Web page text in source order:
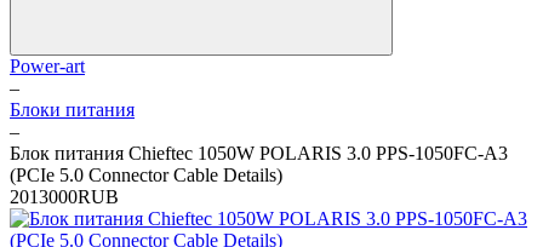
Power-art
–
Блоки питания
–
Блок питания Chieftec 1050W POLARIS 3.0 PPS-1050FC-A3
(PCIe 5.0 Connector Cable Details)
2013000RUB